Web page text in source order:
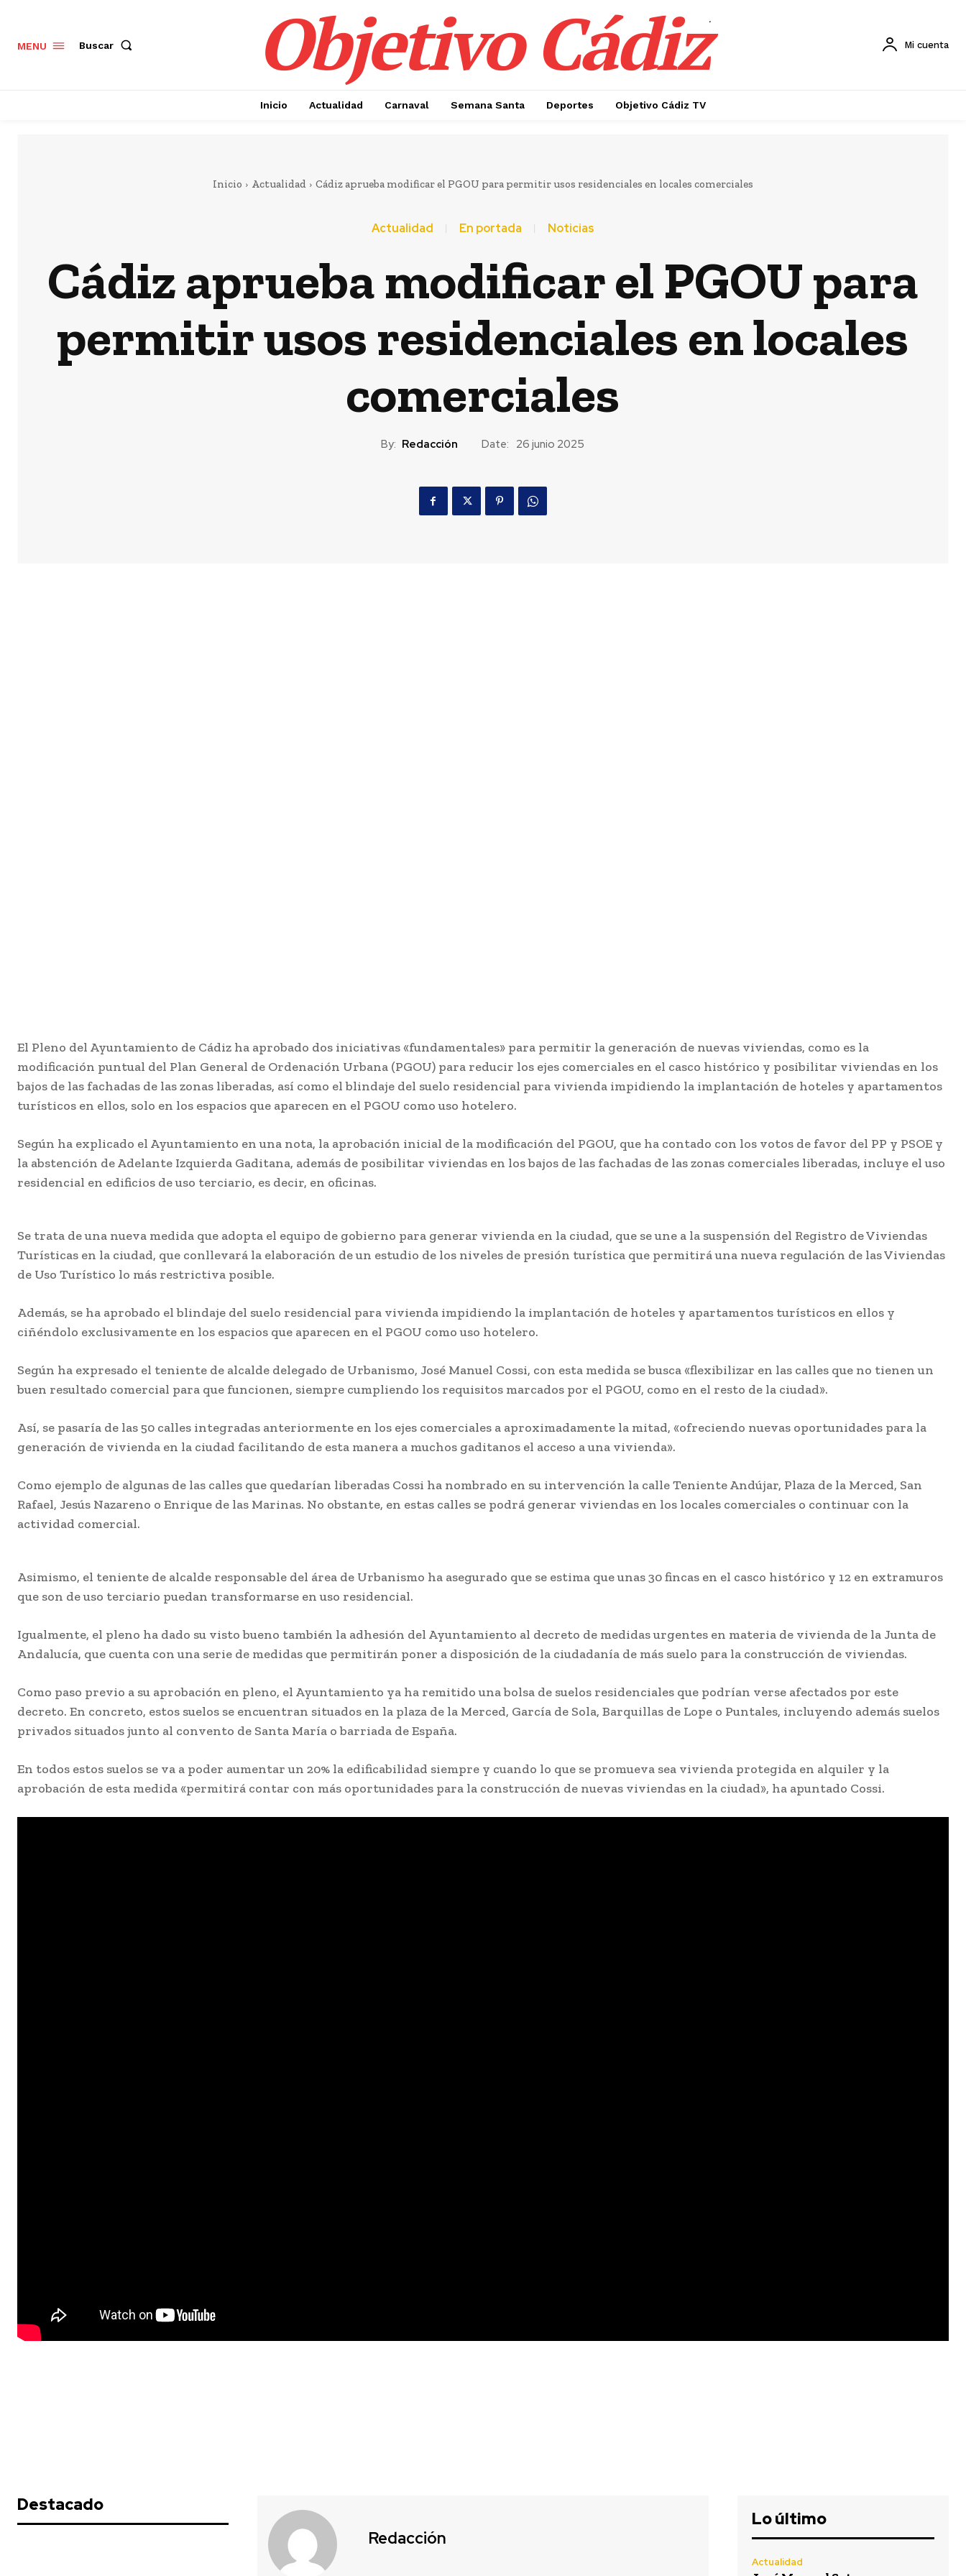
MENU Buscar Objetivo Cádiz.
Mi cuenta
Inicio Actualidad Carnaval Semana Santa Deportes Objetivo Cádiz TV
Inicio Actualidad Cádiz aprueba modificar el PGOU para permitir usos residenciales en locales comerciales
Actualidad En portada Noticias
Cádiz aprueba modificar el PGOU para
permitir usos residenciales en locales
comerciales
By: Redacción Date: 26 junio 2025
El Pleno del Ayuntamiento de Cádiz ha aprobado dos iniciativas «fundamentales» para permitir la generación de nuevas viviendas, como es la
modificación puntual del Plan General de Ordenación Urbana (PGOU) para reducir los ejes comerciales en el casco histórico y posibilitar viviendas en los
bajos de las fachadas de las zonas liberadas, así como el blindaje del suelo residencial para vivienda impidiendo la implantación de hoteles y apartamentos
turísticos en ellos, solo en los espacios que aparecen en el PGOU como uso hotelero.
Según ha explicado el Ayuntamiento en una nota, la aprobación inicial de la modificación del PGOU, que ha contado con los votos de favor del PP y PSOE y
la abstención de Adelante Izquierda Gaditana, además de posibilitar viviendas en los bajos de las fachadas de las zonas comerciales liberadas, incluye el uso
residencial en edificios de uso terciario, es decir, en oficinas.
Se trata de una nueva medida que adopta el equipo de gobierno para generar vivienda en la ciudad, que se une a la suspensión del Registro de Viviendas
Turísticas en la ciudad, que conllevará la elaboración de un estudio de los niveles de presión turística que permitirá una nueva regulación de las Viviendas
de Uso Turístico lo más restrictiva posible.
Además, se ha aprobado el blindaje del suelo residencial para vivienda impidiendo la implantación de hoteles y apartamentos turísticos en ellos y
ciñéndolo exclusivamente en los espacios que aparecen en el PGOU como uso hotelero.
Según ha expresado el teniente de alcalde delegado de Urbanismo, José Manuel Cossi, con esta medida se busca «flexibilizar en las calles que no tienen un
buen resultado comercial para que funcionen, siempre cumpliendo los requisitos marcados por el PGOU, como en el resto de la ciudad».
Así, se pasaría de las 50 calles integradas anteriormente en los ejes comerciales a aproximadamente la mitad, «ofreciendo nuevas oportunidades para la
generación de vivienda en la ciudad facilitando de esta manera a muchos gaditanos el acceso a una vivienda».
Como ejemplo de algunas de las calles que quedarían liberadas Cossi ha nombrado en su intervención la calle Teniente Andújar, Plaza de la Merced, San
Rafael, Jesús Nazareno o Enrique de las Marinas. No obstante, en estas calles se podrá generar viviendas en los locales comerciales o continuar con la
actividad comercial.
Asimismo, el teniente de alcalde responsable del área de Urbanismo ha asegurado que se estima que unas 30 fincas en el casco histórico y 12 en extramuros
que son de uso terciario puedan transformarse en uso residencial.
Igualmente, el pleno ha dado su visto bueno también la adhesión del Ayuntamiento al decreto de medidas urgentes en materia de vivienda de la Junta de
Andalucía, que cuenta con una serie de medidas que permitirán poner a disposición de la ciudadanía de más suelo para la construcción de viviendas.
Como paso previo a su aprobación en pleno, el Ayuntamiento ya ha remitido una bolsa de suelos residenciales que podrían verse afectados por este
decreto. En concreto, estos suelos se encuentran situados en la plaza de la Merced, García de Sola, Barquillas de Lope o Puntales, incluyendo además suelos
privados situados junto al convento de Santa María o barriada de España.
En todos estos suelos se va a poder aumentar un 20% la edificabilidad siempre y cuando lo que se promueva sea vivienda protegida en alquiler y la
aprobación de esta medida «permitirá contar con más oportunidades para la construcción de nuevas viviendas en la ciudad», ha apuntado Cossi.
Destacado
Redacción
Lo último
Actualidad